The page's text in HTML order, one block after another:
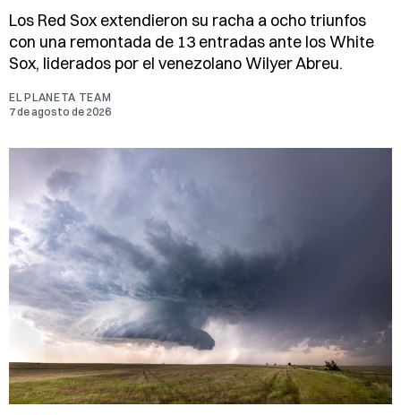
Los Red Sox extendieron su racha a ocho triunfos
con una remontada de 13 entradas ante los White
Sox, liderados por el venezolano Wilyer Abreu.
EL PLANETA TEAM
7 de agosto de 2026